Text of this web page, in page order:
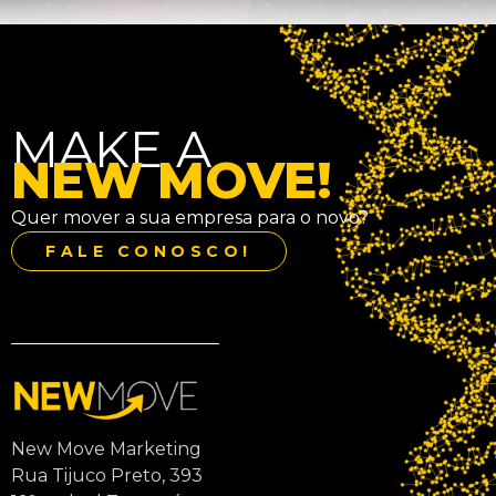
MAKE A
NEW MOVE!
Quer mover a sua empresa para o novo?
FALE CONOSCO!
New Move Marketing
Rua Tijuco Preto, 393